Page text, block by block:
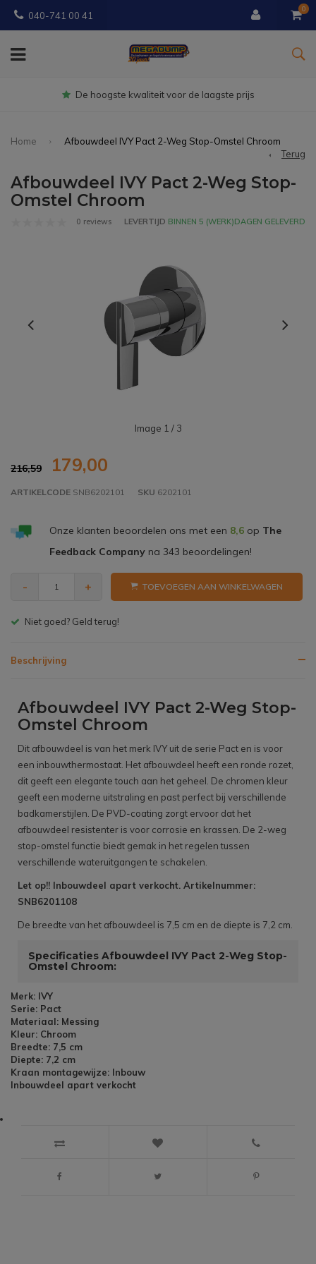
040-741 00 41
0
Gratisbezorgd vanaf € 150
Home
Afbouwdeel IVY Pact 2-Weg Stop-Omstel Chroom
Terug
Afbouwdeel IVY Pact 2-Weg Stop-
Omstel Chroom
0 reviews LEVERTIJD BINNEN 5 (WERK)DAGEN GELEVERD
Image 1 / 3
216,59 179,00
ARTIKELCODE SNB6202101 SKU 6202101
Onze klanten beoordelen ons met een 8,6op The
Feedback Companyna 343 beoordelingen!
- + TOEVOEGEN AAN WINKELWAGEN
Gratis bezorgen v.a. € 150,- (NL)
Beschrijving
Afbouwdeel IVY Pact 2-Weg Stop-
Omstel Chroom
Dit afbouwdeel is van het merk IVY uit de serie Pact en is voor
een inbouwthermostaat. Het afbouwdeel heeft een ronde rozet,
dit geeft een elegante touch aan het geheel. De chromen kleur
geeft een moderne uitstraling en past perfect bij verschillende
badkamerstijlen. De PVD-coating zorgt ervoor dat het
afbouwdeel resistenter is voor corrosie en krassen. De 2-weg
stop-omstel functie biedt gemak in het regelen tussen
verschillende wateruitgangen te schakelen.
Let op!! Inbouwdeel apart verkocht. Artikelnummer:
SNB6201108
De breedte van het afbouwdeel is 7,5 cm en de diepte is 7,2 cm.
Specificaties Afbouwdeel IVY Pact 2-Weg Stop-
Omstel Chroom:
Merk: IVY
Serie: Pact
Materiaal: Messing
Kleur: Chroom
Breedte: 7,5 cm
Diepte: 7,2 cm
Kraan montagewijze: Inbouw
Inbouwdeel apart verkocht